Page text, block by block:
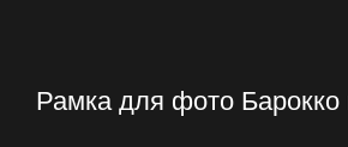
Рамка для фото Барокко